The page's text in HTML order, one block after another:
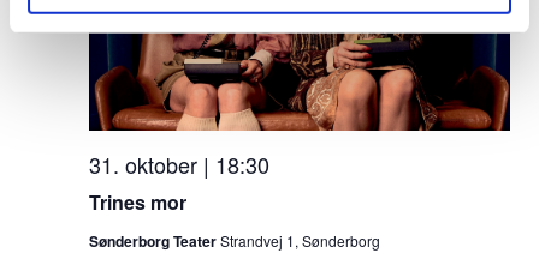
Trines mor
31. oktober | 18:30
Sønderborg TeaterStrandvej 1, Sønderborg